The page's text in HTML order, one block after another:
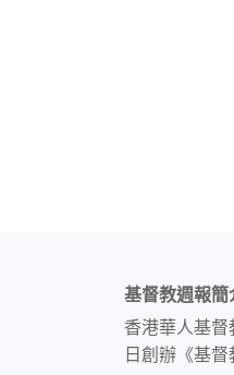
基督教週報簡
香港華人基
日創辦《基督